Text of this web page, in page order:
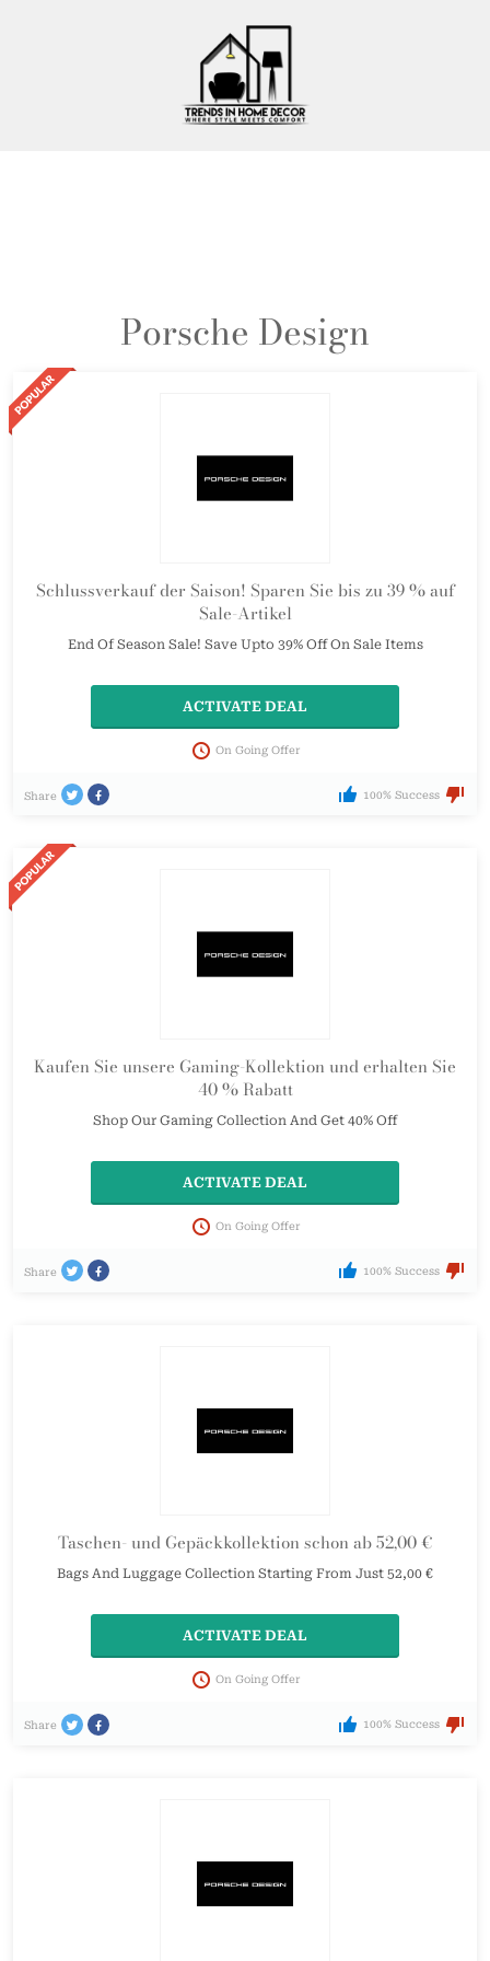
Porsche Design
Schlussverkauf der Saison! Sparen Sie bis zu 39 % auf
Sale-Artikel
End Of Season Sale! Save Upto 39% Off On Sale Items
ACTIVATE DEAL
On Going Offer
Share 100% Success
Kaufen Sie unsere Gaming-Kollektion und erhalten Sie
40 % Rabatt
Shop Our Gaming Collection And Get 40% Off
ACTIVATE DEAL
On Going Offer
Share 100% Success
Taschen- und Gepäckkollektion schon ab 52,00 €
Bags And Luggage Collection Starting From Just 52,00 €
ACTIVATE DEAL
On Going Offer
Share 100% Success